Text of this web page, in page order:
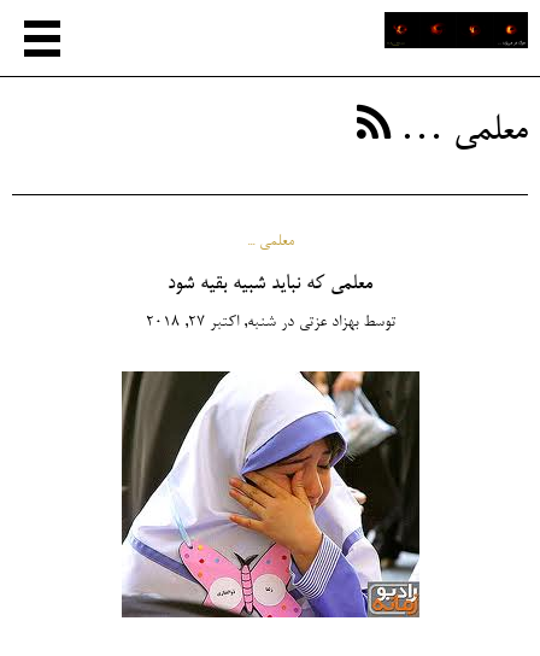
معلمی …
معلمی ...
معلمی که نباید شبیه بقیه شود
توسطبهزاد عزتی درشنبه, اکتبر 27, 2018